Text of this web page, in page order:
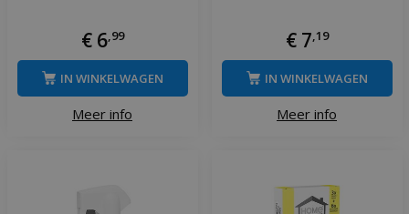
€ 6 99
Meer info
IN WINKELWAGEN
€ 7 19
Meer info
IN WINKELWAGEN